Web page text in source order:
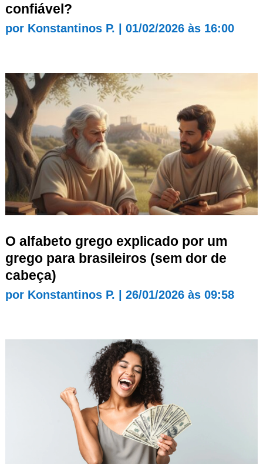
confiável?
por Konstantinos P. 01/02/2026 às 16:00
O alfabeto grego explicado por um
grego para brasileiros (sem dor de
cabeça)
por Konstantinos P. 26/01/2026 às 09:58